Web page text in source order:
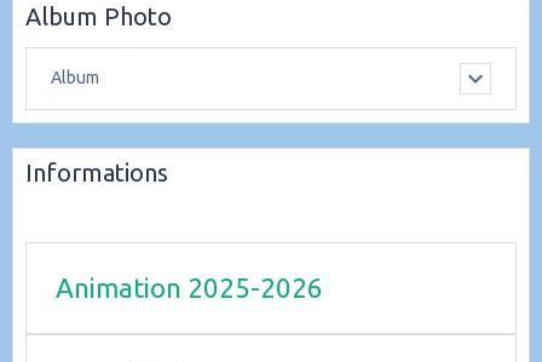
Album Photo
Album
Informations
Animation 2025-2026